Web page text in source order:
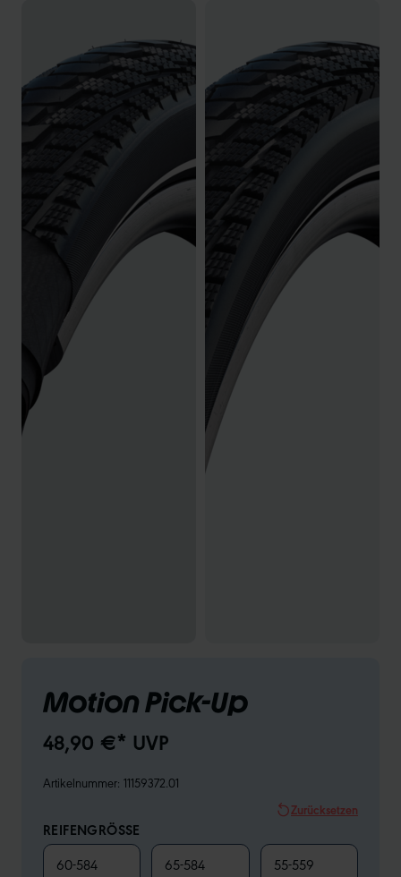
Motion Pick-Up
48,90 €* UVP
Artikelnummer: 11159372.01
Zurücksetzen
REIFENGRÖSSE
60-584 65-584 55-559